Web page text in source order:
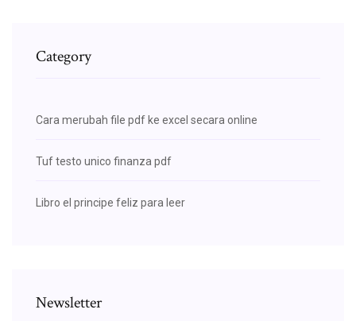
Category
Cara merubah file pdf ke excel secara online
Tuf testo unico finanza pdf
Libro el principe feliz para leer
Newsletter